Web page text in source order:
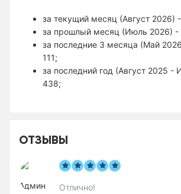
за текущий месяц (Август 2026)
за прошлый месяц (Июль 2026) -
за последние 3 месяца (Май
111;
за последний год (Август 2025 -
438;
ОТЗЫВЫ
Отлично!